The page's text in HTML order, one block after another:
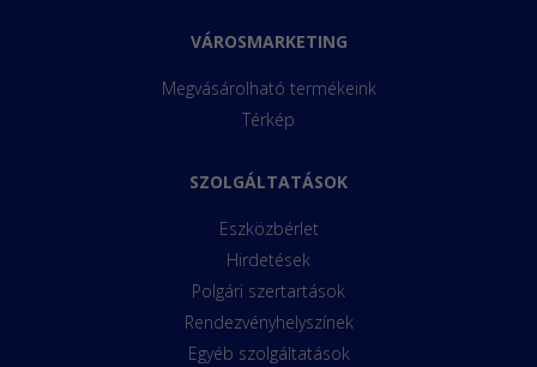
VÁROSMARKETING
Megvásárolható termékeink
Térkép
SZOLGÁLTATÁSOK
Eszközbérlet
Hirdetések
Polgári szertartások
Rendezvényhelyszínek
Egyéb szolgáltatások